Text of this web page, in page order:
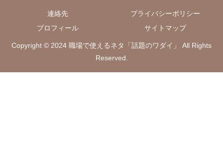
連絡先
プライバシーポリシー
プロフィール
サイトマップ
Copyright © 2024 職場で使えるネタ「話題のワダイ」 All Rights
Reserved.